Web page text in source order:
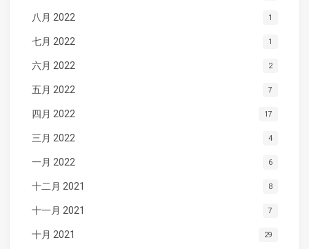
八月 2022 1
七月 2022 1
六月 2022 2
五月 2022 7
四月 2022 17
三月 2022 4
一月 2022 6
十二月 2021 8
十一月 2021 7
十月 2021 29